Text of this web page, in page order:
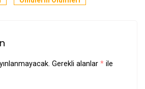
Gerekli alanlar * ile